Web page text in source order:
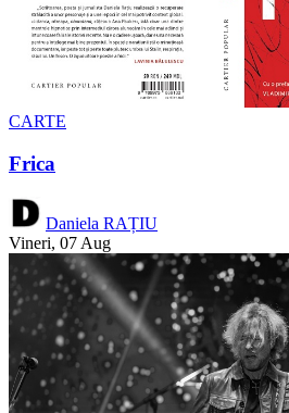
CARTE
Frica
Daniela RAȚIU
Vineri, 07 Aug